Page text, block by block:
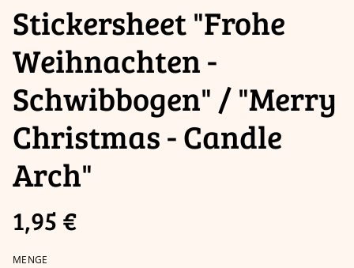
Stickersheet "Frohe
Weihnachten -
Schwibbogen" / "Merry
Christmas - Candle
Arch"
1,95 €
MENGE